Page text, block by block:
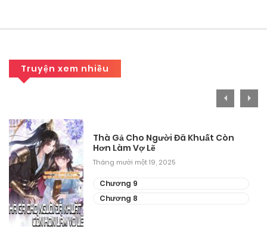
Chương 151
Chương 150
Tháng 8 30, 2025
Chương 149
Tháng 8 30, 2025
Chương 148
Truyện xem nhiều
Thà Gả Cho Người Đã Khuất Còn
Hơn Làm Vợ Lẽ
Tháng mười một 19, 2025
Chương 9
Chương 8